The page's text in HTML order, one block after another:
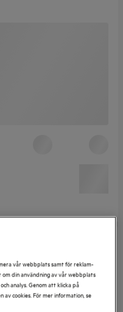
vår webbplats samt för reklam-
din användning av vår webbplats
analys. Genom att klicka på
av cookies. För mer information, se